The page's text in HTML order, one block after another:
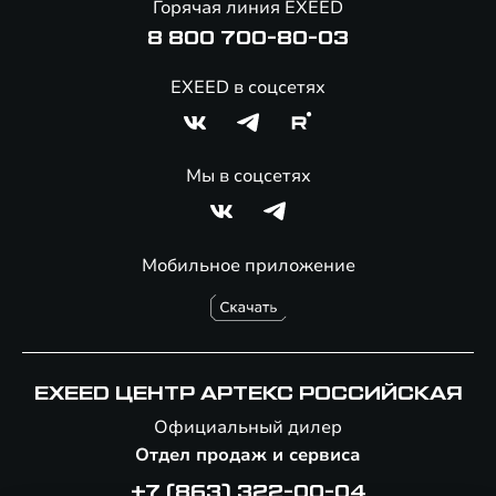
Специальные предложения
Мобильное приложение
Горячая линия EXEED
8 800 700-80-03
EXEED в соцсетях
Мы в соцсетях
EXEED ЦЕНТР АРТЕКС РОССИЙСКАЯ
Официальный дилер
Отдел продаж и сервиса